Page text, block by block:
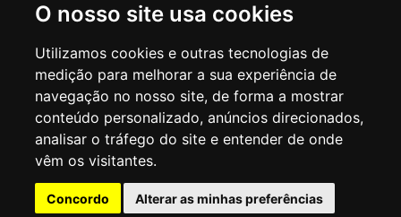
O nosso site usa cookies
Utilizamos cookies e outras tecnologias de
medição para melhorar a sua experiência de
navegação no nosso site, de forma a mostrar
conteúdo personalizado, anúncios direcionados,
analisar o tráfego do site e entender de onde
vêm os visitantes.
Concordo Alterar as minhas preferências
SECRETARIA DE EDUCAÇÃO
Rua Claudino Barbosa, 313 - Macedo - Guarulhos/SP CEP 07113-040
Central de Atendimento: *55 11 2475-7300